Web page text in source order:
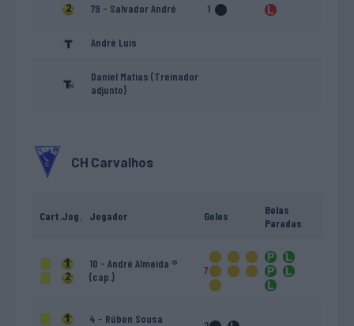
79 - Salvador André 1
André Luís
Daniel Matias (Treinador
adjunto)
CH Carvalhos
Cart.Jog. Jogador Golos
Bolas
Paradas
10 - André Almeida ®
(cap.)
7
4 - Rúben Sousa